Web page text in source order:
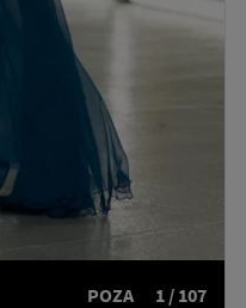
POZA 1 / 107